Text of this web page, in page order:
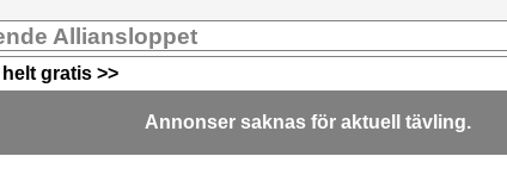
Alliansloppet
gratis >>
Annonser saknas för aktuell tävling.